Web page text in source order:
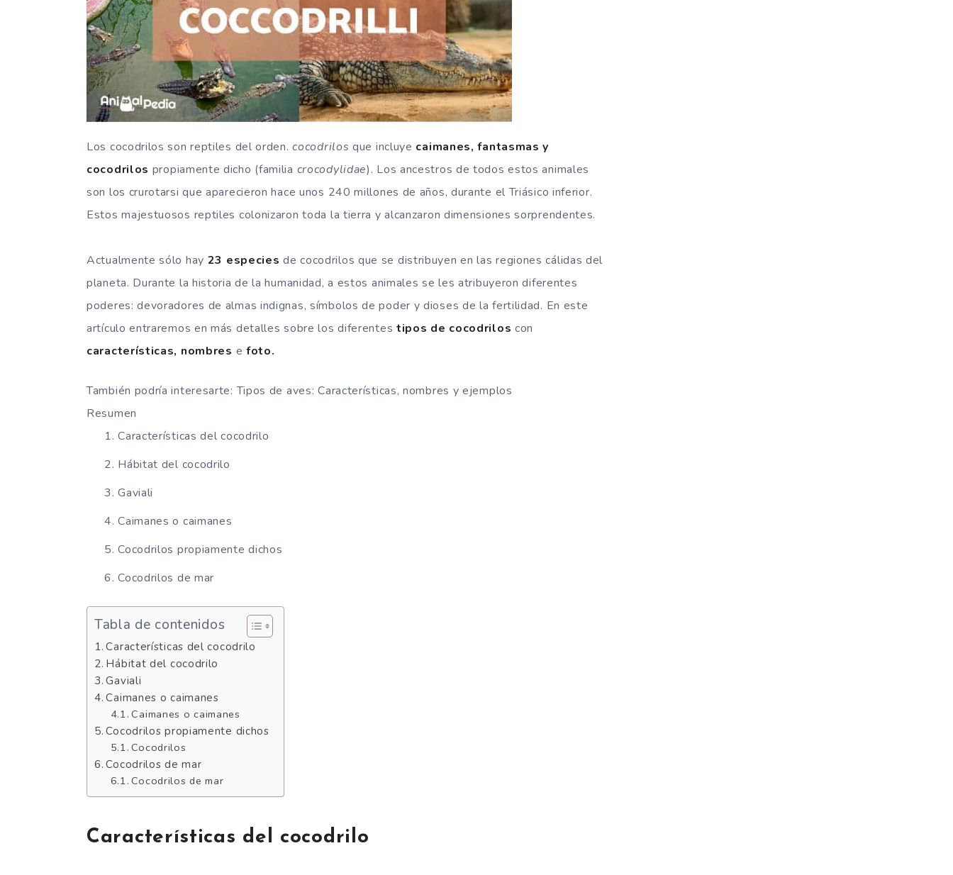
Los cocodrilos son reptiles del orden.cocodrilosque incluye caimanes, fantasmas y
cocodrilos propiamente dicho (familia crocodylidae). Los ancestros de todos estos animales
son los crurotarsi que aparecieron hace unos 240 millones de años, durante el Triásico inferior.
Estos majestuosos reptiles colonizaron toda la tierra y alcanzaron dimensiones sorprendentes.
Actualmente sólo hay 23 especies de cocodrilos que se distribuyen en las regiones cálidas del
planeta. Durante la historia de la humanidad, a estos animales se les atribuyeron diferentes
poderes: devoradores de almas indignas, símbolos de poder y dioses de la fertilidad. En este
artículo entraremos en más detalles sobre los diferentes tipos de cocodrilos con
características, nombres e foto.
También podría interesarte: Tipos de aves: Características, nombres y ejemplos
Resumen
Características del cocodrilo
Hábitat del cocodrilo
Gaviali
Caimanes o caimanes
Cocodrilos propiamente dichos
Cocodrilos de mar
Tabla de contenidos
Características del cocodrilo
Hábitat del cocodrilo
Gaviali
Caimanes o caimanes
Caimanes o caimanes
Cocodrilos propiamente dichos
Cocodrilos
Cocodrilos de mar
Cocodrilos de mar
Características del cocodrilo